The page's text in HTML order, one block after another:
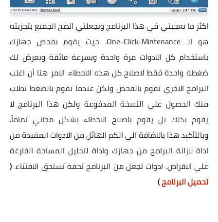
اكثر ما يعجبني في هذا البرنامج ويجعلني انصح الجميع بتجربته
هو الـ One-Click-Mintenance. حيث يقوم بفحص جهازك
باستخدام كل الادوات مرة واحدة وبسرعة فائقة ويعرض لك
ضغطة واحدة فقط لاصلاح كل هذه الاخطاء. الامر هنا أن اغلب
البرامج الاخري تقوم بالفحص ولكن عندما تقوم بالضغط تطلب
منك الحصول علي النسخة المدفوعة ولكن هذا البرنامج لا
يقوم بذلك بل يقوم باصلاح الاخطاء بشكل مجاني تماماً.
وبالتأكيد هذا بالاضافة الي الكم الهائل من الادوات المفيدة من
اداة لازالة البرامج من جهازك واداة لتحليل المساحة الفارغة
علي الاقراص. ادوات تجعل من البرنامج تحفة تستحق الاقتناء. (
تحميل البرنامج)